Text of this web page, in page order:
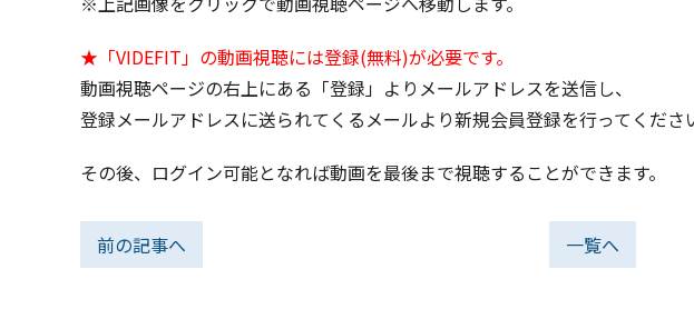
★「VIDEFIT」の動画視聴には登録(無料)が必要です。
動画視聴ページの右上にある「登録」よりメールアドレスを送信し、
登録メールアドレスに送られてくるメールより新規会員登録を行ってくださ
その後、ログイン可能となれば動画を最後まで視聴することができます。
前の記事へ 一覧へ